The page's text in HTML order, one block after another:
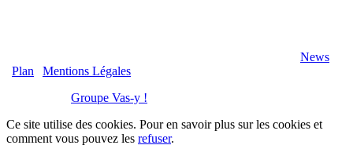
News
Plan
Mentions Légales
Groupe Vas-y !
Ce site utilise des cookies. Pour en savoir plus sur les cookies et
comment vous pouvez les refuser.